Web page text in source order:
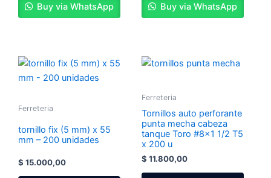
Buy via WhatsApp Buy via WhatsApp
Ferreteria
tornillo fix (5 mm) x 55
mm – 200 unidades
$ 15.000,00
Ferreteria
Tornillos auto perforante
punta mecha cabeza
tanque Toro #8×1 1/2 T5
x 200 u
$ 11.800,00